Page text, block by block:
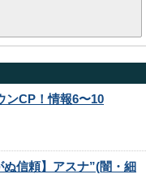
ンCP！情報6〜10
信頼】アスナ”(闇・細